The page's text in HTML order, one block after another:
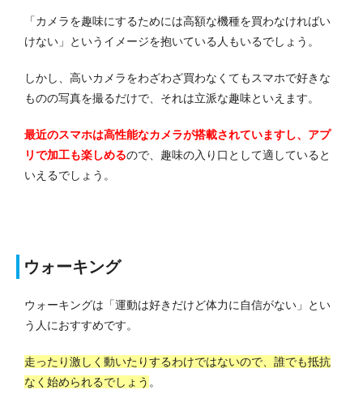
「カメラを趣味にするためには高額な機種を買わなければい
けない」というイメージを抱いている人もいるでしょう。
しかし、高いカメラをわざわざ買わなくてもスマホで好きな
ものの写真を撮るだけで、それは立派な趣味といえます。
最近のスマホは高性能なカメラが搭載されていますし、アプ
リで加工も楽しめるので、趣味の入り口として適していると
いえるでしょう。
ウォーキング
ウォーキングは「運動は好きだけど体力に自信がない」とい
う人におすすめです。
走ったり激しく動いたりするわけではないので、誰でも抵抗
なく始められるでしょう 。